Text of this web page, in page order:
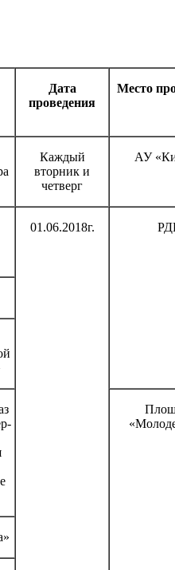
Дата
проведения
Место
Каждый
вторник и
четверг
АУ
01.06.2018г.